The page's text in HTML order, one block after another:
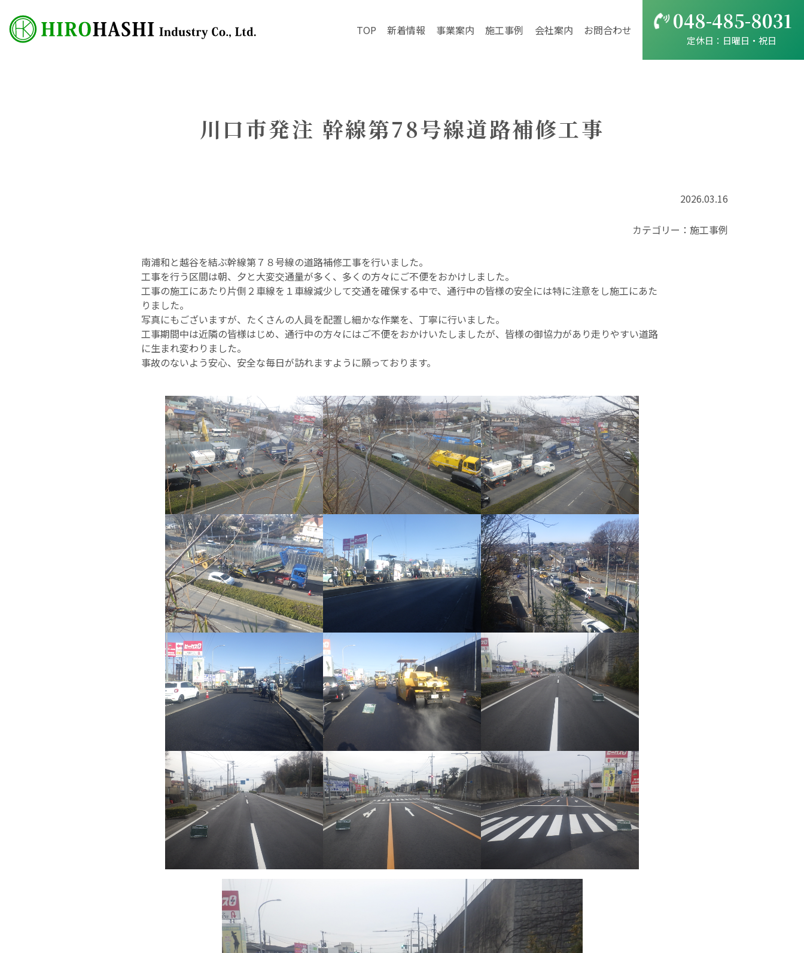
TOP 新着情報 事業案内 施工事例 会社案内 お問合わせ 048-485-8031
定休日：日曜日・祝日
川口市発注 幹線第78号線道路補修工事
2026.03.16
カテゴリー： 施工事例
南浦和と越谷を結ぶ幹線第７８号線の道路補修工事を行いました。
工事を行う区間は朝、夕と大変交通量が多く、多くの方々にご不便をおかけしました。
工事の施工にあたり片側２車線を１車線減少して交通を確保する中で、通行中の皆様の安全には特に注意をし施工にあた
りました。
写真にもございますが、たくさんの人員を配置し細かな作業を、丁寧に行いました。
工事期間中は近隣の皆様はじめ、通行中の方々にはご不便をおかけいたしましたが、皆様の御協力があり走りやすい道路
に生まれ変わりました。
事故のないよう安心、安全な毎日が訪れますように願っております。